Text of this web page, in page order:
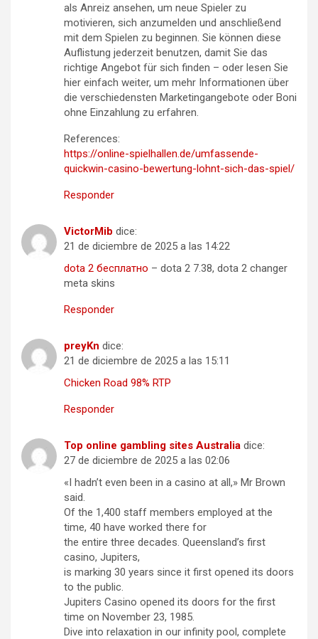
als Anreiz ansehen, um neue Spieler zu
motivieren, sich anzumelden und anschließend
mit dem Spielen zu beginnen. Sie können diese
Auflistung jederzeit benutzen, damit Sie das
richtige Angebot für sich finden – oder lesen Sie
hier einfach weiter, um mehr Informationen über
die verschiedensten Marketingangebote oder Boni
ohne Einzahlung zu erfahren.
References:
https://online-spielhallen.de/umfassende-
quickwin-casino-bewertung-lohnt-sich-das-spiel/
Responder
VictorMib dice:
21 de diciembre de 2025 a las 14:22
dota 2 бесплатно – dota 2 7.38, dota 2 changer
meta skins
Responder
preyKn dice:
21 de diciembre de 2025 a las 15:11
Chicken Road 98% RTP
Responder
Top online gambling sites Australia dice:
27 de diciembre de 2025 a las 02:06
«I hadn’t even been in a casino at all,» Mr Brown
said.
Of the 1,400 staff members employed at the
time, 40 have worked there for
the entire three decades. Queensland’s first
casino, Jupiters,
is marking 30 years since it first opened its doors
to the public.
Jupiters Casino opened its doors for the first
time on November 23, 1985.
Dive into relaxation in our infinity pool, complete